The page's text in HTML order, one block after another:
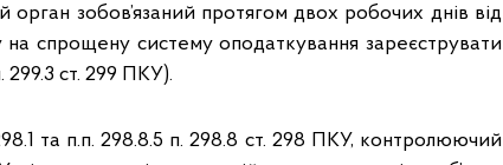
зобов’язаний протягом двох робочих днів від
спрощену систему оподаткування зареєструвати
ст. 299 ПКУ).
та п.п. 298.8.5 п. 298.8 ст. 298 ПКУ, контролюючий